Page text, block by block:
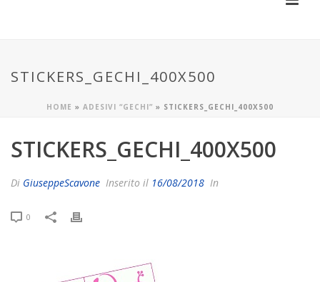
STICKERS_GECHI_400X500
HOME » ADESIVI “GECHI” » STICKERS_GECHI_400X500
STICKERS_GECHI_400X500
Di GiuseppeScavone Inserito il 16/08/2018 In
0